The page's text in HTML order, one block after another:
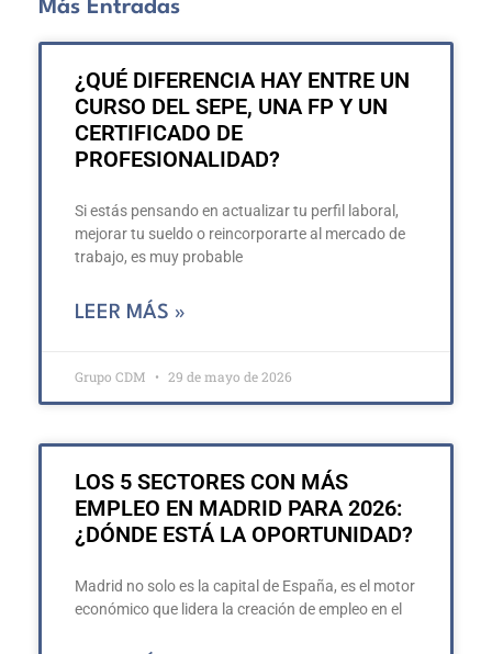
Más Entradas
¿QUÉ DIFERENCIA HAY ENTRE UN
CURSO DEL SEPE, UNA FP Y UN
CERTIFICADO DE
PROFESIONALIDAD?
Si estás pensando en actualizar tu perfil laboral,
mejorar tu sueldo o reincorporarte al mercado de
trabajo, es muy probable
LEER MÁS »
Grupo CDM 29 de mayo de 2026
LOS 5 SECTORES CON MÁS
EMPLEO EN MADRID PARA 2026:
¿DÓNDE ESTÁ LA OPORTUNIDAD?
Madrid no solo es la capital de España, es el motor
económico que lidera la creación de empleo en el